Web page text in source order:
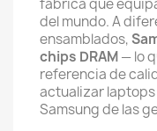
fábrica que
del mundo. A
ensamblados,
chips DRAM— lo
referencia de
actualizar laptops
Samsung de las